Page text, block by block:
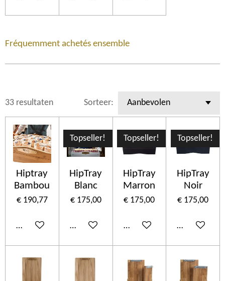
Fréquemment achetés ensemble
33 resultaten Sorteer:
Hiptray
Bambou
€ 190,77
In winkelwagen
Topseller!
HipTray
Blanc
€ 175,00
In winkelwagen
Topseller!
HipTray
Marron
€ 175,00
In winkelwagen
Topseller!
HipTray
Noir
€ 175,00
In